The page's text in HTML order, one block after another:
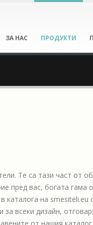
ЗА НАС ПРОДУКТИ
Те са тази част от
пред вас, богата гама
каталога на
всеки дизайн,